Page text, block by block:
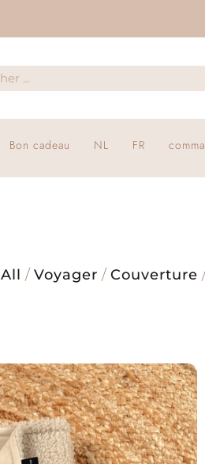
Bon cadeau NL FR
All / Voyager / Couverture